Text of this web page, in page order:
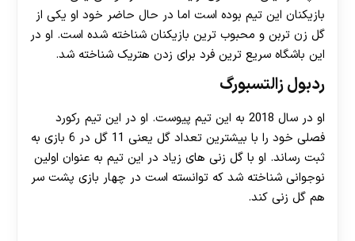
بازیکنان این تیم بوده است اما در حال حاضر خود او یکی از
گل زن تربن و محبوب ترین بازیکنان شناخته شده است. او در
این باشگاه سریع ترین فرد برای زدن هتریک شناخته شد.
ردبول زالتسبورگ
او در سال 2018 به این تیم پیوست. او در این تیم رکورد
فصلی خود را با بیشترین تعداد گل یعنی 11 گل در 6 بازی به
ثبت رساند. او با گل زنی های زیاد در این تیم به عنوان اولین
نوجوانی شناخته شد که توانسته است در چهار بازی پشت سر
هم گل زنی کند.